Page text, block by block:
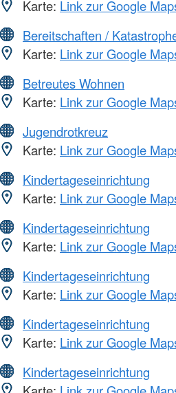
Karte: Link zur Google
Bereitschaften /
Karte: Link zur Google
Betreutes Wohnen
Karte: Link zur Google
Jugendrotkreuz
Karte: Link zur Google
Kindertageseinrichtung
Karte: Link zur Google
Kindertageseinrichtung
Karte: Link zur Google
Kindertageseinrichtung
Karte: Link zur Google
Kindertageseinrichtung
Karte: Link zur Google
Kindertageseinrichtung